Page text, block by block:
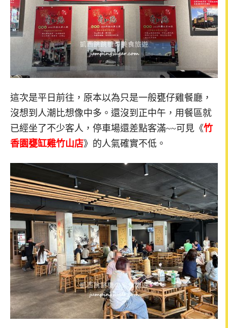
這次是平日前往，原本以為只是一般甕仔雞餐廳，
沒想到人潮比想像中多。還沒到正中午，用餐區就
已經坐了不少客人，停車場還差點客滿~~可見《竹
香園甕缸雞竹山店》的人氣確實不低。